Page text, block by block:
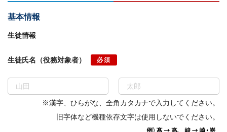
基本情報
生徒情報
生徒氏名（役務対象者） 必須
※漢字、ひらがな、全角カタカナで入力してください。
旧字体など機種依存文字は使用しないでください。